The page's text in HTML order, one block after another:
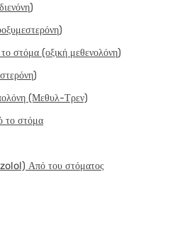
στόμα (οξική μεθενολόνη)
(Μεθυλ-Τρεν)
το στόμα
Από του στόματος